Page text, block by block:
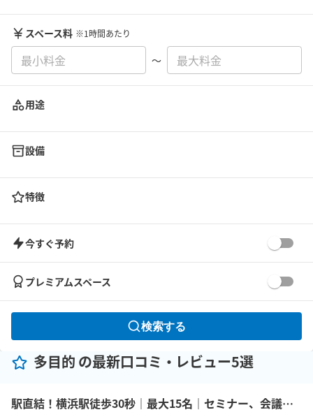
スペース料 ※1時間あたり
〜
用途
設備
特徴
今すぐ予約
プレミアムスペース
検索する
多目的 の最新口コミ・レビュー5選
駅直結！横浜駅徒歩30秒｜最大15名｜セミナー、会議の利用に最適！エキニア横浜｜5階ハマポート「パプリカ」